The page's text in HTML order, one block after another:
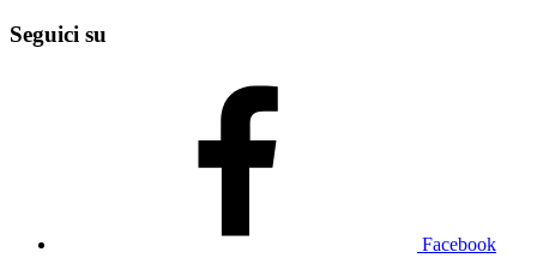
Seguici su
Facebook